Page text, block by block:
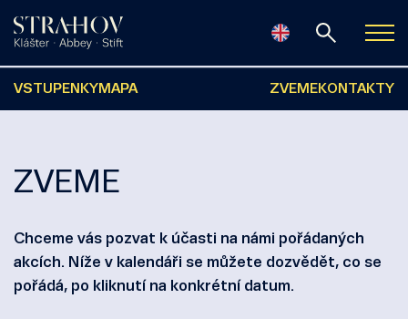
VSTUPENKY MAPA ZVEME KONTAKTY
ZVEME
Chceme vás pozvat k účasti na námi pořádaných
akcích. Níže v kalendáři se můžete dozvědět, co se
pořádá, po kliknutí na konkrétní datum.